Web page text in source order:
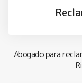
Abogado para